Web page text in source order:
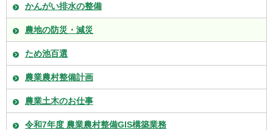
かんがい排水の整備
農地の防災・減災
ため池百選
農業農村整備計画
農業土木のお仕事
令和7年度 農業農村整備GIS構築業務